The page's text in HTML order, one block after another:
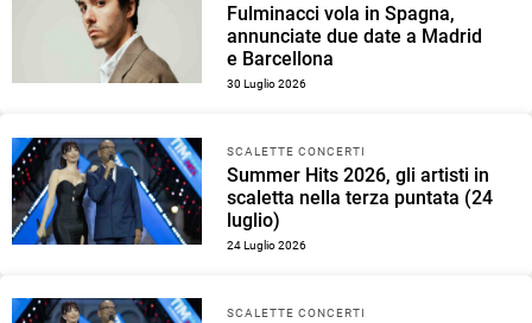
Fulminacci vola in Spagna,
annunciate due date a Madrid
e Barcellona
30 Luglio 2026
SCALETTE CONCERTI
Summer Hits 2026, gli artisti in
scaletta nella terza puntata (24
luglio)
24 Luglio 2026
SCALETTE CONCERTI